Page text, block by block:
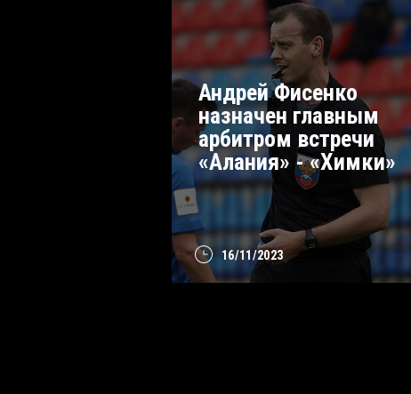
16/11/2023
Андрей Фисенко
назначен главным
арбитром встречи
«Алания» - «Химки»